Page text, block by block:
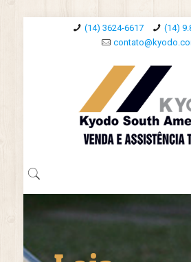
(14) 3624-6617
(14)